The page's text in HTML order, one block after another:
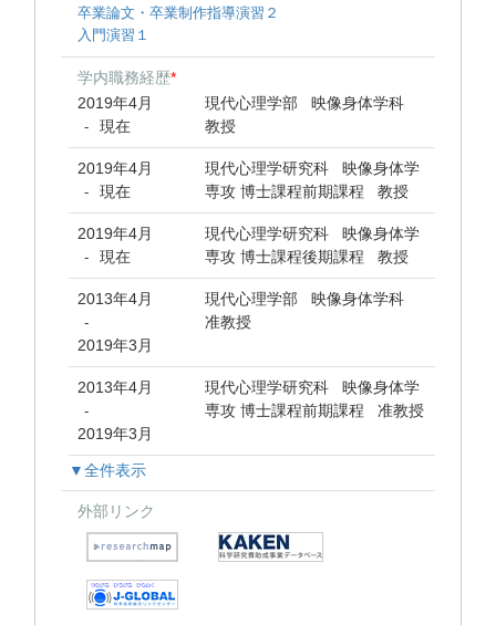
卒業論文・卒業制作指導演習２
入門演習１
学内職務経歴*
2019年4月
- 現在
現代心理学部 映像身体学科
教授
2019年4月
- 現在
現代心理学研究科 映像身体学
専攻 博士課程前期課程 教授
2019年4月
- 現在
現代心理学研究科 映像身体学
専攻 博士課程後期課程 教授
2013年4月
-
2019年3月
現代心理学部 映像身体学科
准教授
2013年4月
-
2019年3月
現代心理学研究科 映像身体学
専攻 博士課程前期課程 准教授
▼全件表示
外部リンク